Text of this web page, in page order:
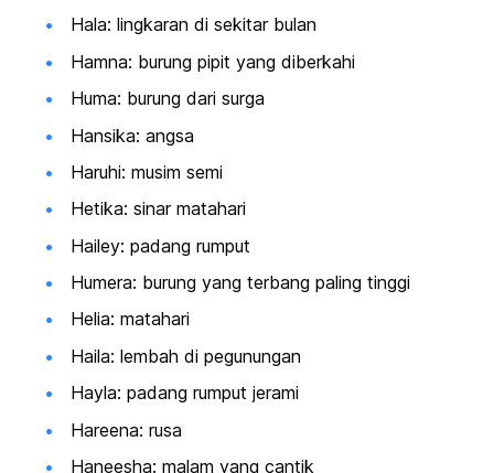
Hala: lingkaran di sekitar bulan
Hamna: burung pipit yang diberkahi
Huma: burung dari surga
Hansika: angsa
Haruhi: musim semi
Hetika: sinar matahari
Hailey: padang rumput
Humera: burung yang terbang paling tinggi
Helia: matahari
Haila: lembah di pegunungan
Hayla: padang rumput jerami
Hareena: rusa
Haneesha: malam yang cantik